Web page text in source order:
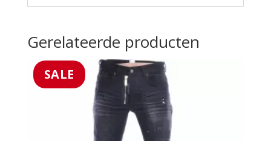
Gerelateerde producten
SALE